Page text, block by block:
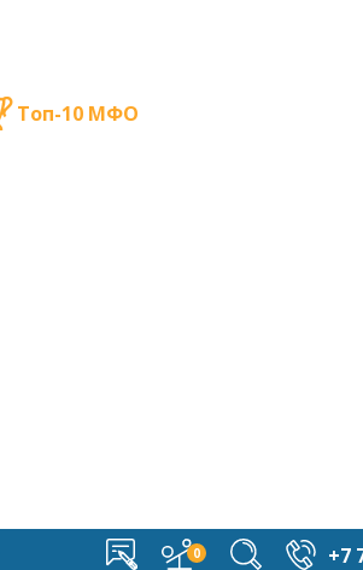
Топ-10 МФО
+7